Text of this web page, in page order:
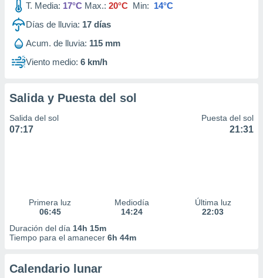
T. Media: 17°C Max.: 20°C Min: 14°C
Días de lluvia: 17 días
Acum. de lluvia: 115 mm
Viento medio: 6 km/h
Salida y Puesta del sol
Salida del sol
07:17
Puesta del sol
21:31
Primera luz
06:45
Mediodía
14:24
Última luz
22:03
Duración del día 14h 15m
Tiempo para el amanecer 6h 44m
Calendario lunar